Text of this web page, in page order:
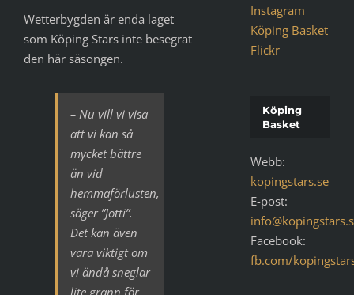
Wetterbygden är enda laget
som Köping Stars inte besegrat
den här säsongen.
– Nu vill vi visa
att vi kan så
mycket bättre
än vid
hemmaförlusten,
säger ”Jotti”.
Det kan även
vara viktigt om
vi ändå sneglar
Instagram
Köping Basket
Flickr
Köping
Basket
Webb:
kopingstars.se
E-post:
Facebook:
fb.com/